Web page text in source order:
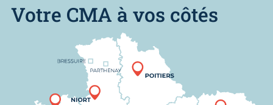
Votre CMA à vos côtés